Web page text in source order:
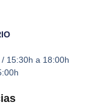
15:30h a 18:00h